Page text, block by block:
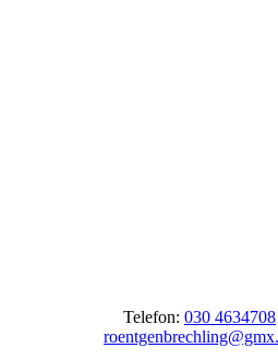
Telefon: 030 4634708